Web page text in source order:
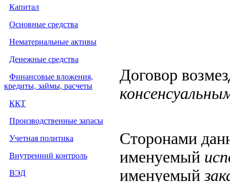
Капитал
Основные средства
Нематериальные активы
Денежные средства
Финансовые вложения,
кредиты, займы, расчеты
ККТ
Производственные запасы
Учетная политика
Внутренний контроль
ВЭД
Договор
Сторонами
именуемый
именуемый